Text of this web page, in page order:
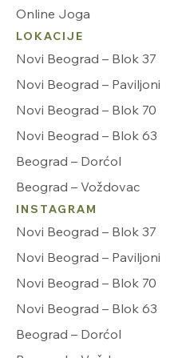
Online Joga
LOKACIJE
Novi Beograd – Blok 37
Novi Beograd – Paviljoni
Novi Beograd – Blok 70
Novi Beograd – Blok 63
Beograd – Dorćol
Beograd – Voždovac
INSTAGRAM
Novi Beograd – Blok 37
Novi Beograd – Paviljoni
Novi Beograd – Blok 70
Novi Beograd – Blok 63
Beograd – Dorćol